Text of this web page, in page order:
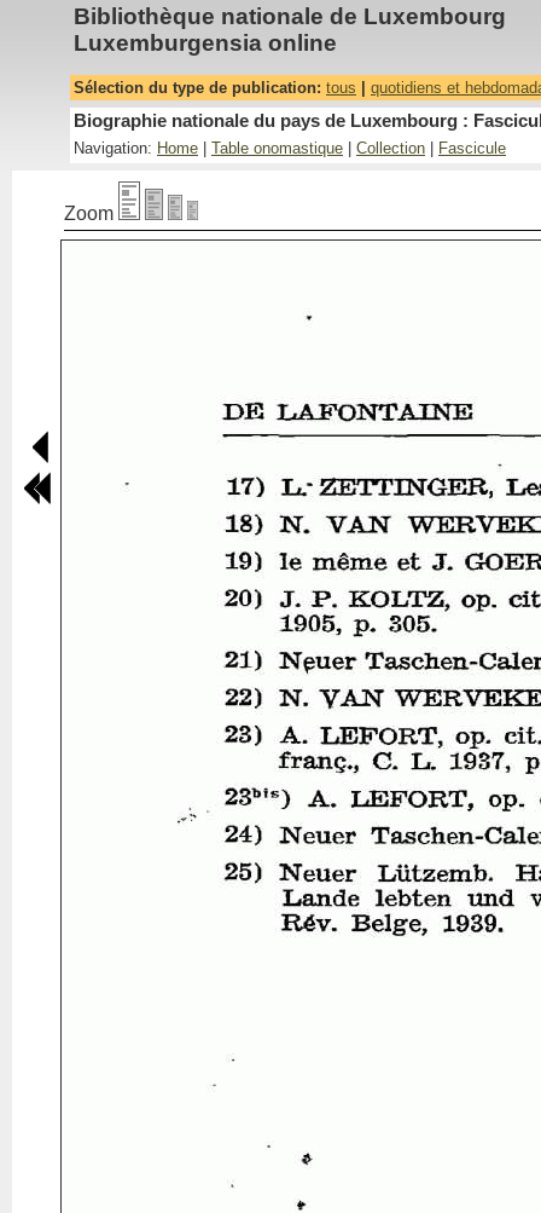
Bibliothèque nationale de Luxembourg
Luxemburgensia online
Sélection du type de publication: tous quotidiens et
Biographie nationale du pays de Luxembourg :
Navigation: Home Table onomastique Collection Fascicule
Zoom